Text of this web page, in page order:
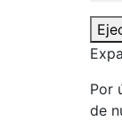
Por
de